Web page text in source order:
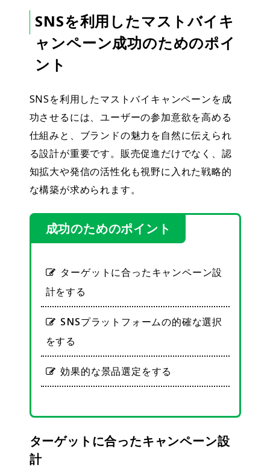
SNSを利用したマストバイキ
ャンペーン成功のためのポイ
ント
SNSを利用したマストバイキャンペーンを成
功させるには、ユーザーの参加意欲を高める
仕組みと、ブランドの魅力を自然に伝えられ
る設計が重要です。販売促進だけでなく、認
知拡大や発信の活性化も視野に入れた戦略的
な構築が求められます。
成功のためのポイント
ターゲットに合ったキャンペーン設
計をする
SNSプラットフォームの的確な選択
をする
効果的な景品選定をする
ターゲットに合ったキャンペーン設
計